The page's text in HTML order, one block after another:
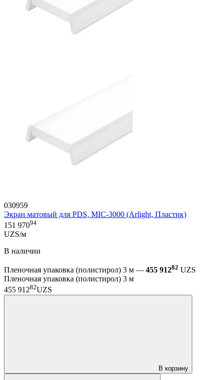
030959
Экран матовый для PDS, MIC-3000 (Arlight, Пластик)
151 97094
UZS/м
В наличии
Пленочная упаковка (полистирол) 3 м — 455 91282 UZS
Пленочная упаковка (полистирол) 3 м
455 91282UZS
В корзину